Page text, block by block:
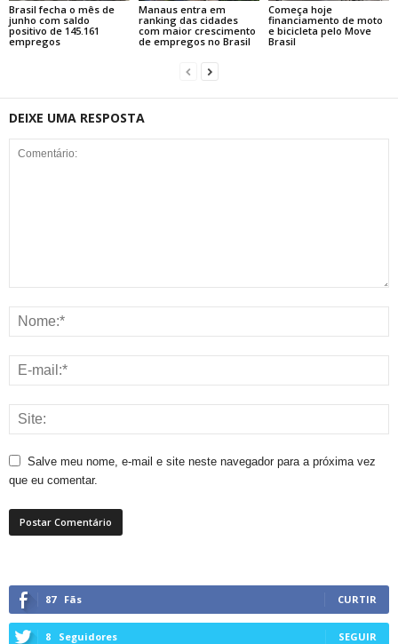
Brasil fecha o mês de
junho com saldo
positivo de 145.161
empregos
Manaus entra em
ranking das cidades
com maior crescimento
de empregos no Brasil
Começa hoje
financiamento de moto
e bicicleta pelo Move
Brasil
DEIXE UMA RESPOSTA
Salve meu nome, e-mail e site neste navegador para a próxima vez
que eu comentar.
87 Fãs CURTIR
8 Seguidores SEGUIR